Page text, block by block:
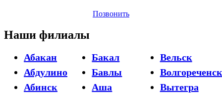
Позвонить
Наши филиалы
Абакан
Абдулино
Абинск
Бакал
Бавлы
Аша
Вельск
Волгореченск
Вытегра